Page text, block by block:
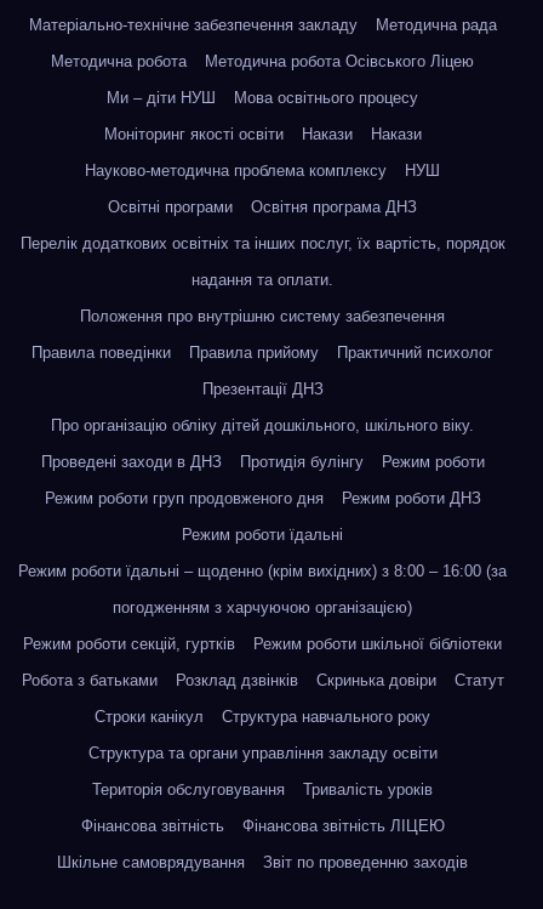
Матеріально-технічне забезпечення закладу
Методична рада
Методична робота
Методична робота Осівського Ліцею
Ми – діти НУШ
Мова освітнього процесу
Моніторинг якості освіти
Накази
Накази
Науково-методична проблема комплексу
НУШ
Освітні програми
Освітня програма ДНЗ
Перелік додаткових освітніх та інших послуг, їх вартість, порядок
надання та оплати.
Положення про внутрішню систему забезпечення
Правила поведінки
Правила прийому
Практичний психолог
Презентації ДНЗ
Про організацію обліку дітей дошкільного, шкільного віку.
Проведені заходи в ДНЗ
Протидія булінгу
Режим роботи
Режим роботи груп продовженого дня
Режим роботи ДНЗ
Режим роботи їдальні
Режим роботи їдальні – щоденно (крім вихідних) з 8:00 – 16:00 (за
погодженням з харчуючою організацією)
Режим роботи секцій, гуртків
Режим роботи шкільної бібліотеки
Робота з батьками
Розклад дзвінків Скринька довіри
Статут
Строки канікул
Структура навчального року
Структура та органи управління закладу освіти
Територія обслуговування
Тривалість уроків
Фінансова звітність
Фінансова звітність ЛІЦЕЮ
Шкільне самоврядування
Звіт по проведенню заходів